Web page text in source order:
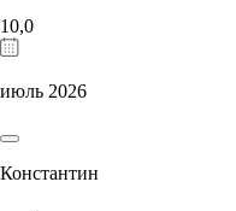
10,0
июль 2026
Константин